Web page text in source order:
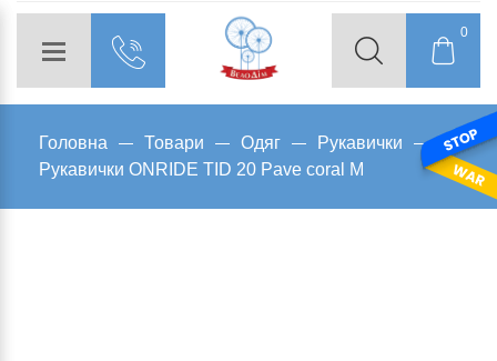
0
Головна Товари Одяг
Рукавички
Рукавички ONRIDE TID 20 Pave coral M